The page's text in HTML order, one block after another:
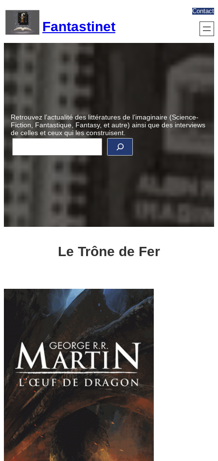
contenu
Fantastinet
Contact
Retrouvez l’actualité des littératures de l’imaginaire (Science-
Fiction, Fantastique, Fantasy, et autre) ainsi que des interviews
de celles et ceux qui les construisent.
R
c
Le Trône de Fer